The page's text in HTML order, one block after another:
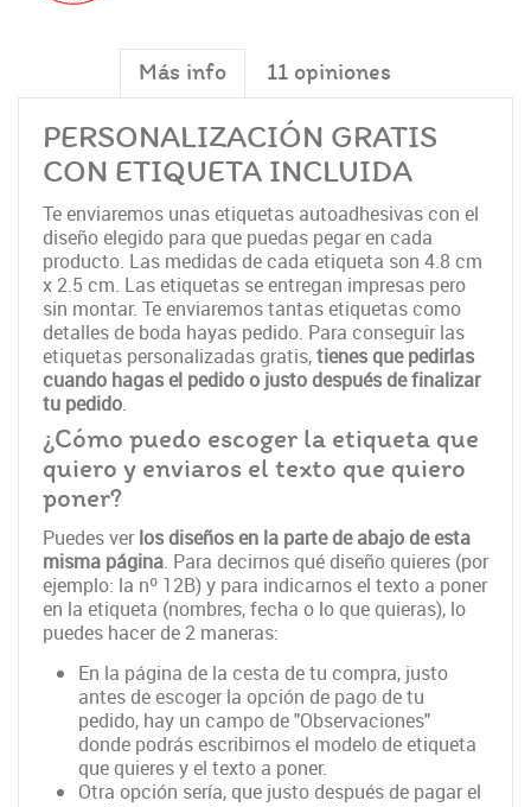
Más info 11 opiniones
PERSONALIZACIÓN GRATIS
CON ETIQUETA INCLUIDA
Te enviaremos unas etiquetas autoadhesivas con el
diseño elegido para que puedas pegar en cada
producto. Las medidas de cada etiqueta son 4.8 cm
x 2.5 cm. Las etiquetas se entregan impresas pero
sin montar. Te enviaremos tantas etiquetas como
detalles de boda hayas pedido. Para conseguir las
etiquetas personalizadas gratis,tienes que pedirlas
cuando hagas el pedido o justo después de finalizar
tu pedido.
¿Cómo puedo escoger la etiqueta que
quiero y enviaros el texto que quiero
poner?
Puedes verlos diseños en la parte de abajo de esta
misma página. Para decirnos qué diseño quieres (por
ejemplo: la nº 12B) y para indicarnos el texto a poner
en la etiqueta (nombres, fecha o lo que quieras), lo
puedes hacer de 2 maneras:
En la página de la cesta de tu compra, justo
antes de escoger la opción de pago de tu
pedido, hay un campo de "Observaciones"
donde podrás escribirnos el modelo de etiqueta
que quieres y el texto a poner.
Otra opción sería, que justo después de pagar el